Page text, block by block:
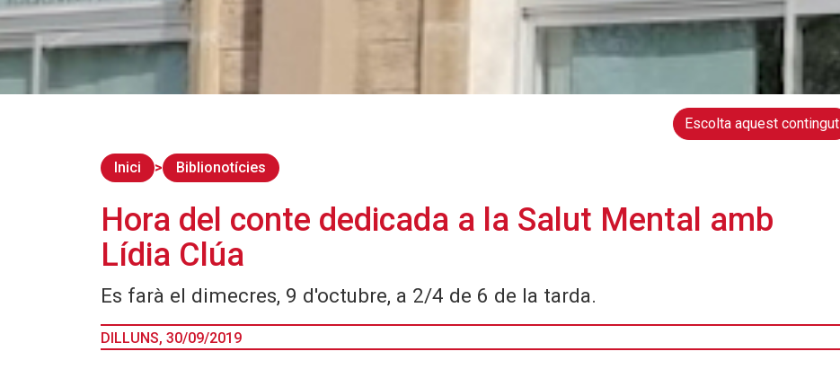
Escolta aquest contingut
Inici Biblionotícies
Hora del conte dedicada a la Salut Mental amb
Lídia Clúa
Es farà el dimecres, 9 d'octubre, a 2/4 de 6 de la tarda.
DILLUNS, 30/09/2019